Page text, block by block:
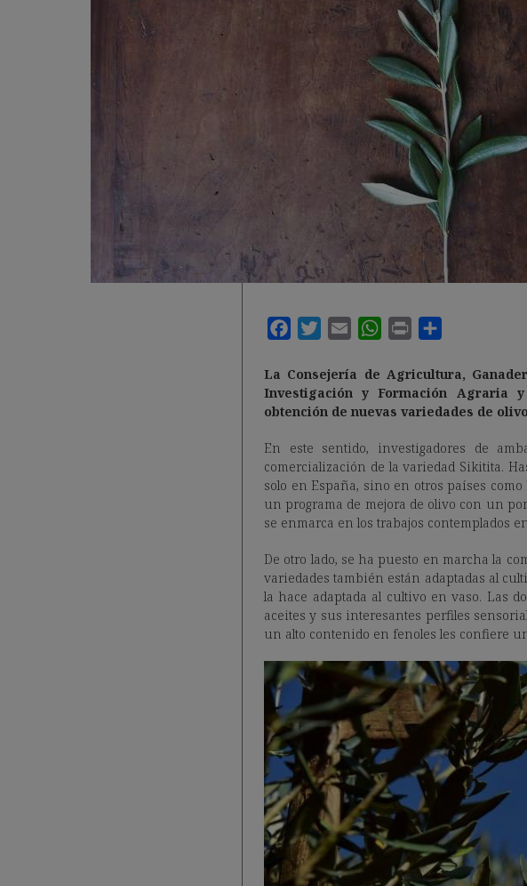
La Consejería de Agricultura,
Investigación y Formación Agraria
obtención de nuevas variedades de
En este sentido, investigadores de
comercialización de la variedad Sikitita.
solo en España, sino en otros países
un programa de mejora de olivo con un
se enmarca en los trabajos contemplados
De otro lado, se ha puesto en marcha la
variedades también están adaptadas al
la hace adaptada al cultivo en vaso. Las
aceites y sus interesantes perfiles
un alto contenido en fenoles les confiere